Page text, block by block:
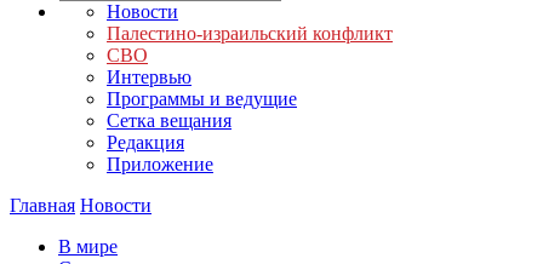
Новости
Палестино-израильский конфликт
СВО
Интервью
Программы и ведущие
Сетка вещания
Редакция
Приложение
Главная Новости
В мире